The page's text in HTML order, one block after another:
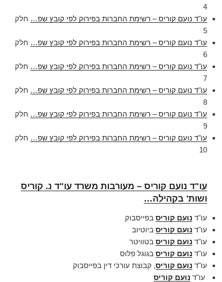
4
עו"ד נועם קוריס – רשימת החברות בפירוק לפי קובץ שפ… חלק
5
עו"ד נועם קוריס – רשימת החברות בפירוק לפי קובץ שפ… חלק
6
עו"ד נועם קוריס – רשימת החברות בפירוק לפי קובץ שפ… חלק
7
עו"ד נועם קוריס – רשימת החברות בפירוק לפי קובץ שפ… חלק
8
עו"ד נועם קוריס – רשימת החברות בפירוק לפי קובץ שפ… חלק
9
עו"ד נועם קוריס – רשימת החברות בפירוק לפי קובץ שפ… חלק
10
עו"ד נועם קוריס – מעורבות משרד עו"ד נ. קוריס
ושות' בקהילה…
עו"ד נועם קוריס בפייסבוק
עו"ד נועם קוריס ביוטיוב
עו"ד נועם קוריס בטוויטר
עו"ד נועם קוריס בגוגל פלוס
עו"ד נועם קוריס, קבוצת עורכי דין בפייסבוק
עו"ד נועם קוריס